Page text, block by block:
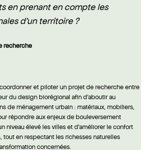
en prenant en compte les
d'un territoire ?
recherche
et piloter un projet de recherche entre
du design biorégional afin d'aboutir au
de ménagement urbain : matériaux, mobiliers,
répondre aux enjeux de bouleversement
niveau élevé les villes et d'améliorer le confort
tout en respectant les richesses naturelles
concernées.